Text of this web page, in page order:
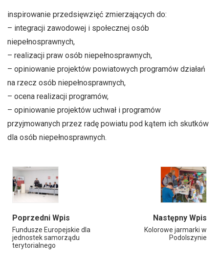
inspirowanie przedsięwzięć zmierzających do:
– integracji zawodowej i społecznej osób
niepełnosprawnych,
– realizacji praw osób niepełnosprawnych,
– opiniowanie projektów powiatowych programów działań
na rzecz osób niepełnosprawnych,
– ocena realizacji programów,
– opiniowanie projektów uchwał i programów
przyjmowanych przez radę powiatu pod kątem ich skutków
dla osób niepełnosprawnych.
Poprzedni Wpis
Fundusze Europejskie dla
jednostek samorządu
terytorialnego
Następny Wpis
Kolorowe jarmarki w
Podolszynie